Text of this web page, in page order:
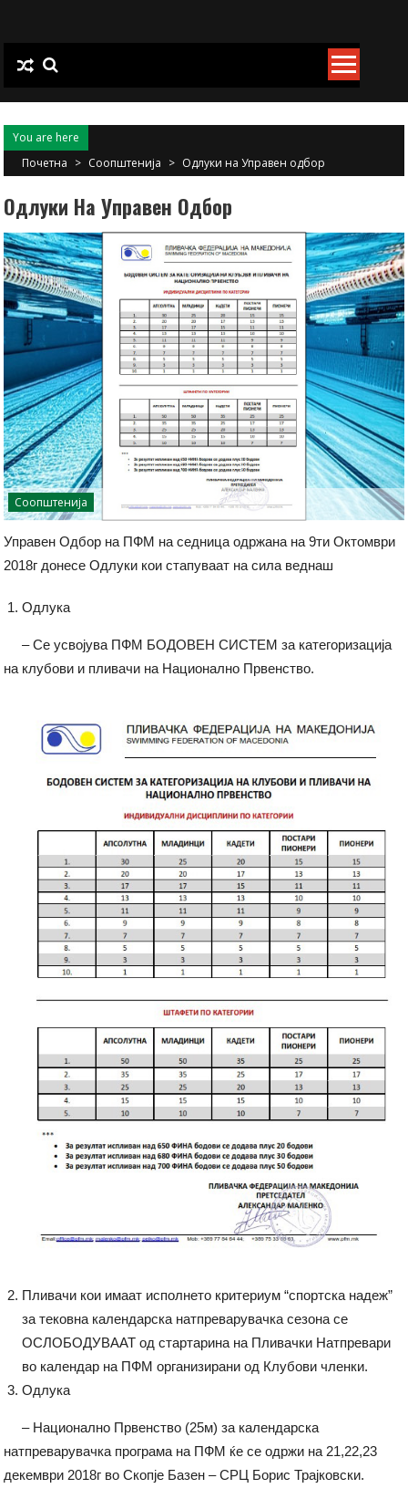
content
You are here
Почетна > Соопштенија > Одлуки на Управен одбор
Одлуки На Управен Одбор
Соопштенија
Управен Одбор на ПФМ на седница одржана на 9ти Октомври
2018г донесе Одлуки кои стапуваат на сила веднаш
Одлука
– Се усвојува ПФМ БОДОВЕН СИСТЕМ за категоризација
на клубови и пливачи на Национално Првенство.
Пливачи кои имаат исполнето критериум “спортска надеж”
за тековна календарска натпреварувачка сезона се
ОСЛОБОДУВААТ од стартарина на Пливачки Натпревари
во календар на ПФМ организирани од Клубови членки.
Одлука
– Национално Првенство (25м) за календарска
натпреварувачка програма на ПФМ ќе се одржи на 21,22,23
декември 2018г во Скопје Базен – СРЦ Борис Трајковски.